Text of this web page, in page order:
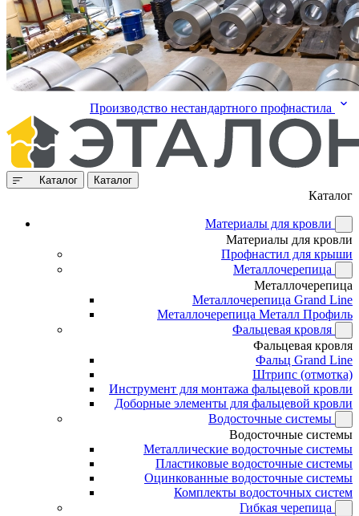
Производство нестандартного профнастила
Каталог Каталог
Каталог
Материалы для кровли
Материалы для кровли
Профнастил для крыши
Металлочерепица
Металлочерепица
Металлочерепица Grand Line
Металлочерепица Металл Профиль
Фальцевая кровля
Фальцевая кровля
Фальц Grand Line
Штрипс (отмотка)
Инструмент для монтажа фальцевой кровли
Доборные элементы для фальцевой кровли
Водосточные системы
Водосточные системы
Металлические водосточные системы
Пластиковые водосточные системы
Оцинкованные водосточные системы
Комплекты водосточных систем
Гибкая черепица